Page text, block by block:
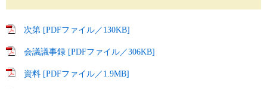
次第 [PDFファイル／130KB]
会議議事録 [PDFファイル／306KB]
資料 [PDFファイル／1.9MB]